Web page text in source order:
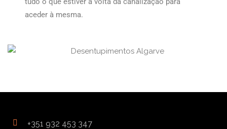
aceder à mesma.
+351 932 453 347